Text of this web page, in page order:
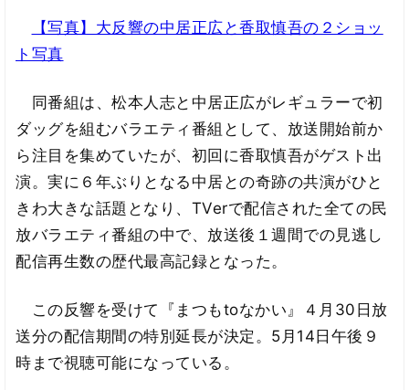
【写真】大反響の中居正広と香取慎吾の２ショッ
ト写真
同番組は、松本人志と中居正広がレギュラーで初
ダッグを組むバラエティ番組として、放送開始前か
ら注目を集めていたが、初回に香取慎吾がゲスト出
演。実に６年ぶりとなる中居との奇跡の共演がひと
きわ大きな話題となり、TVerで配信された全ての民
放バラエティ番組の中で、放送後１週間での見逃し
配信再生数の歴代最高記録となった。
この反響を受けて『まつもtoなかい』４月30日放
送分の配信期間の特別延長が決定。5月14日午後９
時まで視聴可能になっている。